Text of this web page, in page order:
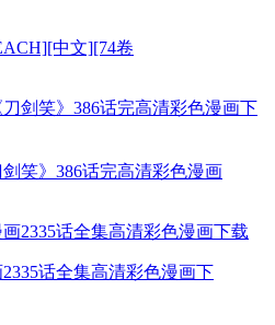
中文][74卷
笑》386话完高清彩色漫画
话全集高清彩色漫画下